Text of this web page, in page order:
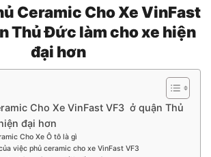
Ceramic Cho Xe VinFast
Thủ Đức làm cho xe hiện
đại hơn
Cho Xe VinFast VF3 ở quận Thủ
đại hơn
Cho Xe Ô tô là gì
việc phủ ceramic cho xe VinFast VF3